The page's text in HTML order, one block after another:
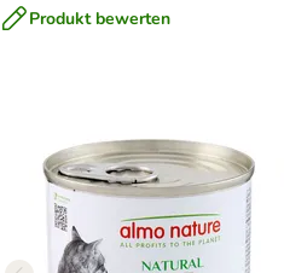
Produkt bewerten